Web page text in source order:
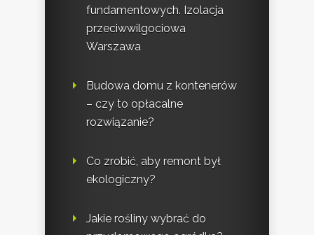
fundamentowych. Izolacja
przeciwwilgociowa
Warszawa
Budowa domu z kontenerów
– czy to opłacalne
rozwiązanie?
Co zrobić, aby remont był
ekologiczny?
Jakie rośliny wybrać do